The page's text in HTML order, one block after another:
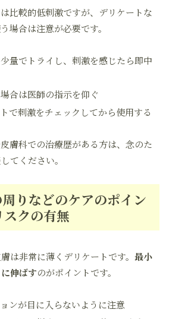
比較的低刺激ですが、デリケートな
場合は注意が必要です。
量でトライし、刺激を感じたら即中
合は医師の指示を仰ぐ
で刺激をチェックしてから使用する
膚科での治療歴がある方は、念のた
てください。
りなどのケアのポイン
スクの有無
は非常に薄くデリケートです。 最小
伸ばすのがポイントです。
ンが目に入らないように注意